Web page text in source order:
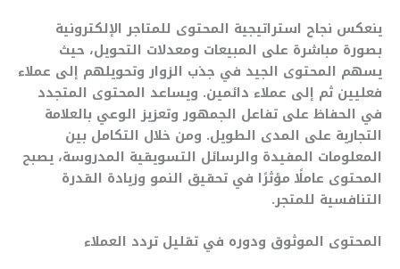
ينعكس نجاح استراتيجية المحتوى للمتاجر الإلكترونية
بصورة مباشرة على المبيعات ومعدلات التحويل، حيث
يسهم المحتوى الجيد في جذب الزوار وتحويلهم إلى عملاء
فعليين ثم إلى عملاء دائمين. ويساعد المحتوى المتجدد
في الحفاظ على تفاعل الجمهور وتعزيز الوعي بالعلامة
التجارية على المدى الطويل. ومن خلال التكامل بين
المعلومات المفيدة والرسائل التسويقية المدروسة، يصبح
المحتوى عاملًا مؤثرًا في تحقيق النمو وزيادة القدرة
التنافسية للمتجر.
المحتوى الموثوق ودوره في تقليل تردد العملاء